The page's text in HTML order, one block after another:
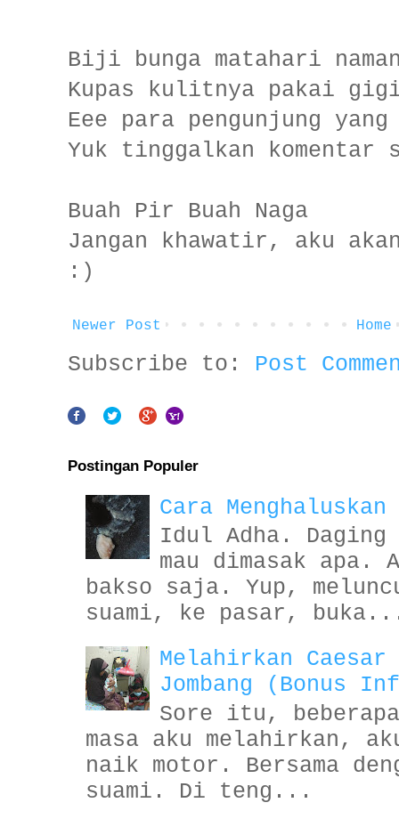
Biji bunga matahari
Kupas kulitnya pakai
Eee para pengunjung
Yuk tinggalkan komentar
Buah Pir Buah Naga
Jangan khawatir, aku
:)
Newer Post Home
Subscribe to: Post
Postingan Populer
Cara
Idul Adha. Daging
mau dimasak
bakso saja. Yup,
suami, ke pasar,
Melahirkan
Jombang (Bonus
Sore itu,
masa aku melahirkan,
naik motor. Bersama
suami. Di teng...